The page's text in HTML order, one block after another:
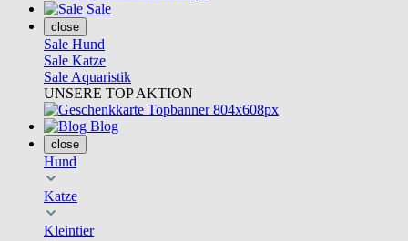
Sale
close
Sale Hund
Sale Katze
Sale Aquaristik
UNSERE TOP AKTION
Blog
close
Hund
Katze
Kleintier